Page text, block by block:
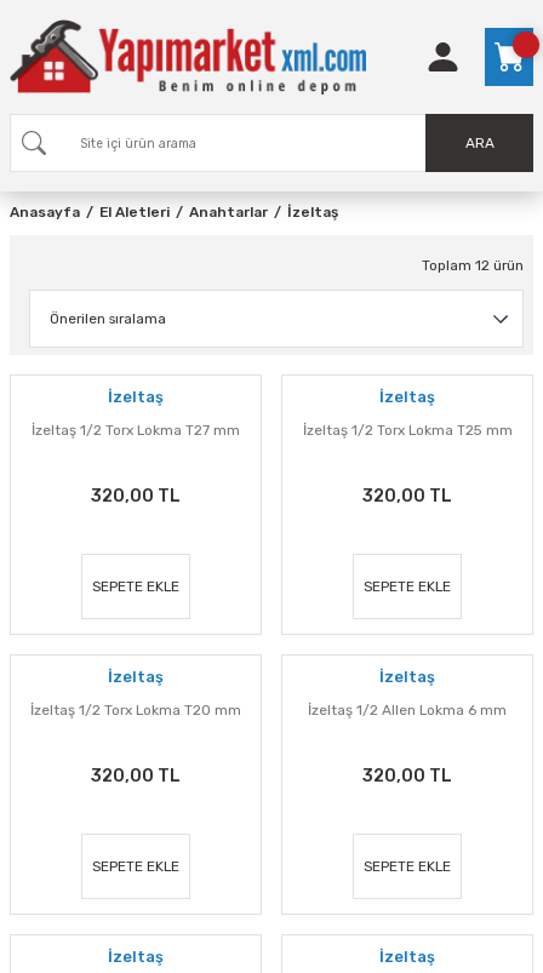
ARA
Anasayfa El Aletleri Anahtarlar İzeltaş
Toplam 12 ürün
İzeltaş
İzeltaş 1/2 Torx Lokma T27 mm
320,00 TL
SEPETE EKLE
İzeltaş
İzeltaş 1/2 Torx Lokma T25 mm
320,00 TL
SEPETE EKLE
İzeltaş
İzeltaş 1/2 Torx Lokma T20 mm
320,00 TL
SEPETE EKLE
İzeltaş
İzeltaş 1/2 Allen Lokma 6 mm
320,00 TL
SEPETE EKLE
İzeltaş İzeltaş